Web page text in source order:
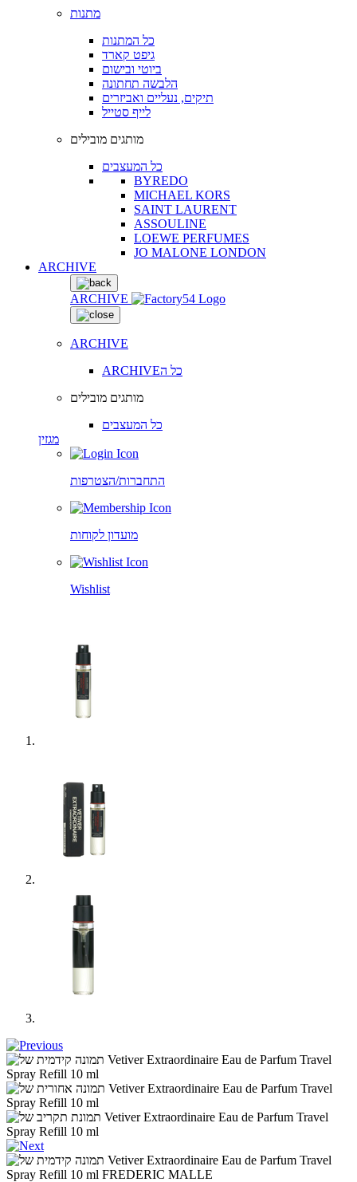
מתנות
כל המתנות
גיפט קארד
ביוטי ובישום
הלבשה תחתונה
תיקים, נעליים ואביזרים
לייף סטייל
מותגים מובילים
כל המעצבים
BYREDO
MICHAEL KORS
SAINT LAURENT
ASSOULINE
LOEWE PERFUMES
JO MALONE LONDON
ARCHIVE
ARCHIVE
ARCHIVE
ARCHIVEכל ה
מותגים מובילים
כל המעצבים
מגזין
התחברות/הצטרפות
מועדון לקוחות
Wishlist